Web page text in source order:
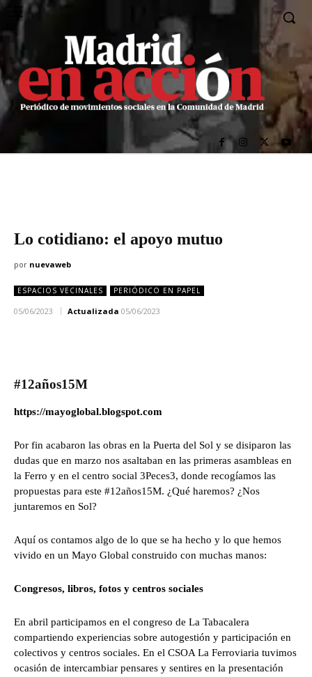
Lo cotidiano: el apoyo mutuo
por nuevaweb
ESPACIOS VECINALES PERIÓDICO EN PAPEL
05/06/2023 Actualizada 05/06/2023
#12años15M
https://mayoglobal.blogspot.com
Por fin acabaron las obras en la Puerta del Sol y se disiparon las
dudas que en marzo nos asaltaban en las primeras asambleas en
la Ferro y en el centro social 3Peces3, donde recogíamos las
propuestas para este #12años15M. ¿Qué haremos? ¿Nos
juntaremos en Sol?
Aquí os contamos algo de lo que se ha hecho y lo que hemos
vivido en un Mayo Global construido con muchas manos:
Congresos, libros, fotos y centros sociales
En abril participamos en el congreso de La Tabacalera
compartiendo experiencias sobre autogestión y participación en
colectivos y centros sociales. En el CSOA La Ferroviaria tuvimos
ocasión de intercambiar pensares y sentires en la presentación